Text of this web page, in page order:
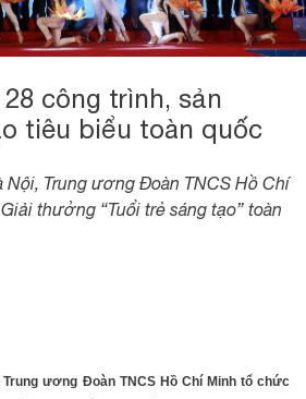
công trình, sản
tiêu biểu toàn quốc
Nội, Trung ương Đoàn TNCS Hồ Chí
thưởng “Tuổi trẻ sáng tạo” toàn
Trung ương Đoàn TNCS Hồ Chí Minh tổ chức